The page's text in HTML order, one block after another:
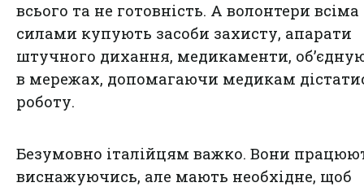
всього та не готовність. А волонтери всіма
силами купують засоби захисту, апарати
штучного дихання, медикаменти,
в мережах, допомагаючи медикам
роботу.
Безумовно італійцям важко. Вони
виснажуючись, але мають необхідне, щоб